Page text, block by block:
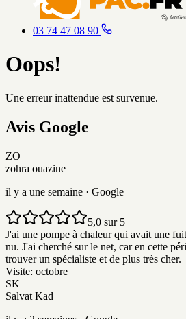
03 74 47 08 90
Oops!
Une erreur inattendue est survenue.
Avis Google
ZO
zohra ouazine
il y a une semaine · Google
5,0 sur 5
J'ai une pompe à chaleur qui avait une
nu. J'ai cherché sur le net, car en cette
trouver un spécialiste et de plus très cher.
Visite: octobre
SK
Salvat Kad